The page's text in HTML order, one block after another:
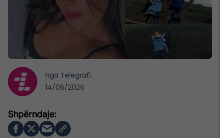
Nga Telegrafi
14/06/2026